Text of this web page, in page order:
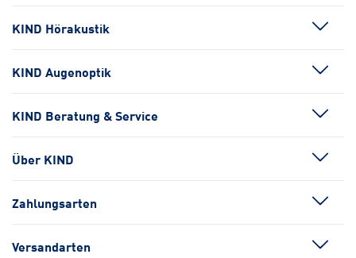
KIND Hörakustik
KIND Augenoptik
KIND Beratung & Service
Über KIND
Zahlungsarten
Versandarten